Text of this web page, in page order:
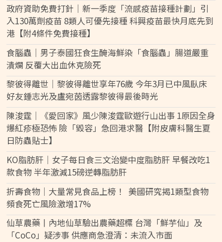
政府資助免費打針｜新一季度「流感疫苗接種計劃」引
入130萬劑疫苗 8類人可優先接種 科興疫苗最快月底先到
港【附4條件免費接種】
食腦蟲｜男子泰國狂食生醃海鮮染「食腦蟲」腸道嚴重
潰爛 反覆大出血休克險死
黎彼得離世｜黎彼得離世享年76歲 今年3月已中風臥床
好友鍾志光及盧宛茵透露黎彼得最後時光
陳浚霆｜《愛回家》風少陳浚霆歐遊行山出事 1原因全身
爆紅疹極恐怖 險「毀容」急回港求醫【附皮膚科醫生夏
日防蟲貼士】
KO脂肪肝｜女子每日食三文治變中度脂肪肝 早餐改吃1
款食物 半年激減15磅逆轉脂肪肝
折壽食物｜大量常見食品上榜！ 美國研究揭1類型食物
頻食死亡風險激增17%
仙草農藥丨內地仙草驗出農藥超標 台灣「鮮芋仙」及
「CoCo」疑涉事 供應商急澄清：未流入市面